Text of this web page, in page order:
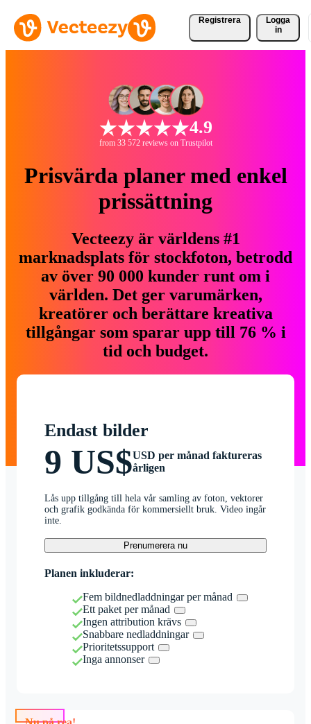
Registrera
Logga
in
4.9
from 33 572 reviews on Trustpilot
Prisvärda planer med enkel
prissättning
Vecteezy är världens #1
marknadsplats för stockfoton, betrodd
av över 90 000 kunder runt om i
världen. Det ger varumärken,
kreatörer och berättare kreativa
tillgångar som sparar upp till 76 % i
tid och budget.
Endast bilder
9 US$USD per månad faktureras
årligen
Lås upp tillgång till hela vår samling av foton, vektorer
och grafik godkända för kommersiellt bruk. Video ingår
inte.
Prenumerera nu
Planen inkluderar:
Fem bildnedladdningar per månad
Ett paket per månad
Ingen attribution krävs
Snabbare nedladdningar
Prioritetssupport
Inga annonser
Nu på rea!